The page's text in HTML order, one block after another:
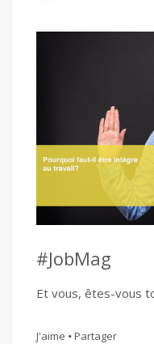
#JobMag
Et vous, êtes-vous
J'aime Partager